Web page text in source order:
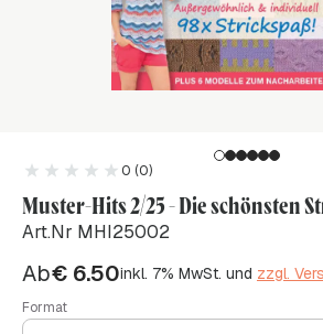
0 (0)
Muster-Hits 2/25 - Die schönsten
Art.Nr MHI25002
Ab€ 6.50inkl. 7% MwSt. und zzgl.
Format